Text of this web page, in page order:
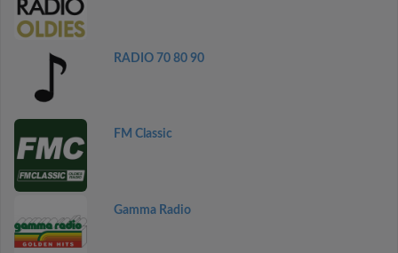
RADIO 70 80 90
FM Classic
Gamma Radio